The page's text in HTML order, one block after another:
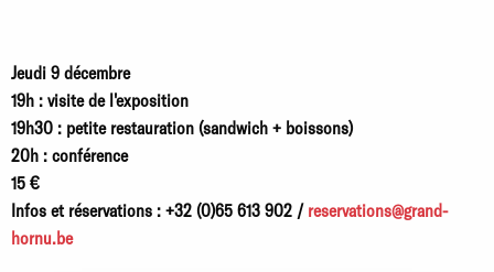
Jeudi 9 décembre
19h : visite de l'exposition
19h30 : petite restauration (sandwich + boissons)
20h : conférence
15 €
Infos et réservations : +32 (0)65 613 902 / reservations@grand-
hornu.be